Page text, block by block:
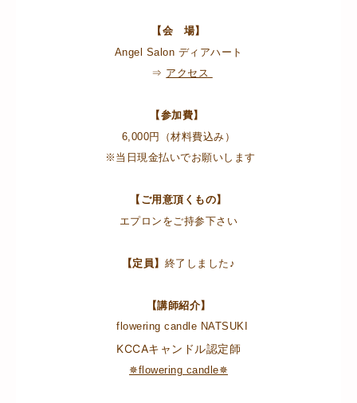
【会 場】
Angel Salon ディアハート
⇒ アクセス
【参加費】
6,000円（材料費込み）
※当日現金払いでお願いします
【ご用意頂くもの】
エプロンをご持参下さい
【定員】 終了しました♪
【講師紹介】
flowering candle NATSUKI
KCCAキャンドル認定師
✵flowering candle✵